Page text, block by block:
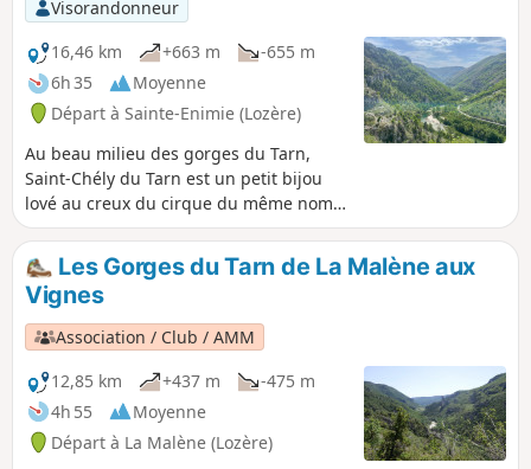
Visorandonneur
16,46 km
+663 m
-655 m
6h 35
Moyenne
Départ à Sainte-Enimie (Lozère)
Au beau milieu des gorges du Tarn,
Saint-Chély du Tarn est un petit bijou
lové au creux du cirque du même nom.
Sa richesse vient du causse qui le
surplombe, et du pont qui permet de
franchir la rivière. Quel contraste entre
le fond des gorges frais et verdoyant et
l'aridité du plateau. Mais ce sont les
deux faces d'un paysage interactif. À
vous le plaisir de les découvrir.
Les Gorges du Tarn de La Malène aux
Vignes
Association / Club / AMM
12,85 km
+437 m
-475 m
4h 55
Moyenne
Départ à La Malène (Lozère)